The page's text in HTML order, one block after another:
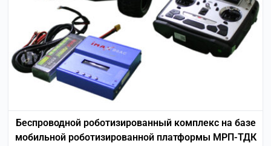
Беспроводной роботизированный комплекс на базе
мобильной роботизированной платформы МРП-ТДК